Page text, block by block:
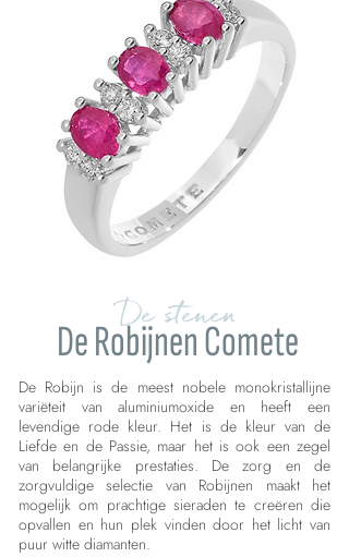
De stenen
De Robijnen Comete
De Robijn is de meest nobele monokristallijne
variëteit van aluminiumoxide en heeft een
levendige rode kleur. Het is de kleur van de
Liefde en de Passie, maar het is ook een zegel
van belangrijke prestaties. De zorg en de
zorgvuldige selectie van Robijnen maakt het
mogelijk om prachtige sieraden te creëren die
opvallen en hun plek vinden door het licht van
puur witte diamanten.